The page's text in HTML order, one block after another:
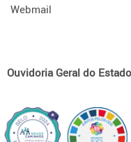
Webmail
Ouvidoria Geral do